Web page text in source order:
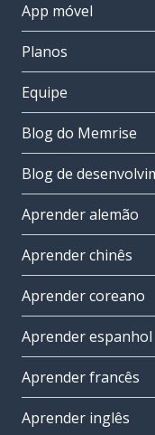
App móvel
Planos
Equipe
Blog do Memrise
Blog de
Aprender alemão
Aprender chinês
Aprender coreano
Aprender espanhol
Aprender francês
Aprender inglês